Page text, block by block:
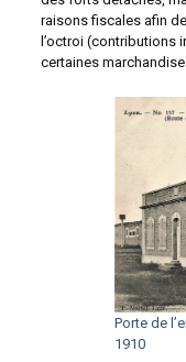
raisons fiscales afin
l’octroi (contributions
certaines
Porte de
1910